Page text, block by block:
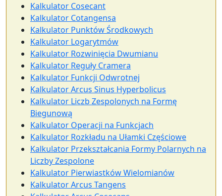
Kalkulator Cosecant
Kalkulator Cotangensa
Kalkulator Punktów Środkowych
Kalkulator Logarytmów
Kalkulator Rozwinięcia Dwumianu
Kalkulator Reguły Cramera
Kalkulator Funkcji Odwrotnej
Kalkulator Arcus Sinus Hyperbolicus
Kalkulator Liczb Zespolonych na Formę
Biegunową
Kalkulator Operacji na Funkcjach
Kalkulator Rozkładu na Ułamki Częściowe
Kalkulator Przekształcania Formy Polarnych na
Liczby Zespolone
Kalkulator Pierwiastków Wielomianów
Kalkulator Arcus Tangens